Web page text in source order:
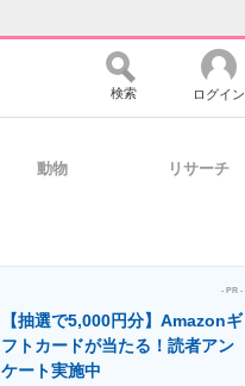
マーケ×ITの今がよく分かる
検索 ログイン
動物 リサーチ
- PR -
【抽選で5,000円分】Amazonギ
フトカードが当たる！読者アン
ケート実施中